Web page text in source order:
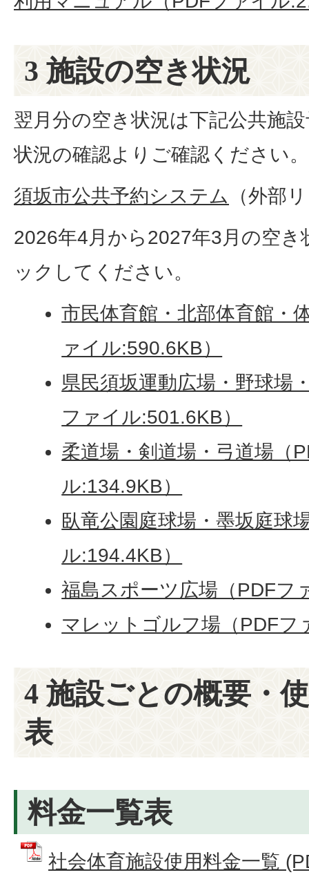
3 施設の空き状況
翌月分の空き状況は下記公共施
状況の確認よりご確認ください。
須坂市公共予約システム
（外部
2026年4月から2027年3月の空き
ックしてください。
市民体育館・北部体育館・
ァイル:590.6KB）
県民須坂運動広場・野球場
ファイル:501.6KB）
柔道場・剣道場・弓道場（
ル:134.9KB）
臥竜公園庭球場・墨坂庭球
ル:194.4KB）
福島スポーツ広場（PDFフ
マレットゴルフ場（PDFフ
4 施設ごとの概要・
表
料金一覧表
社会体育施設使用料金一覧